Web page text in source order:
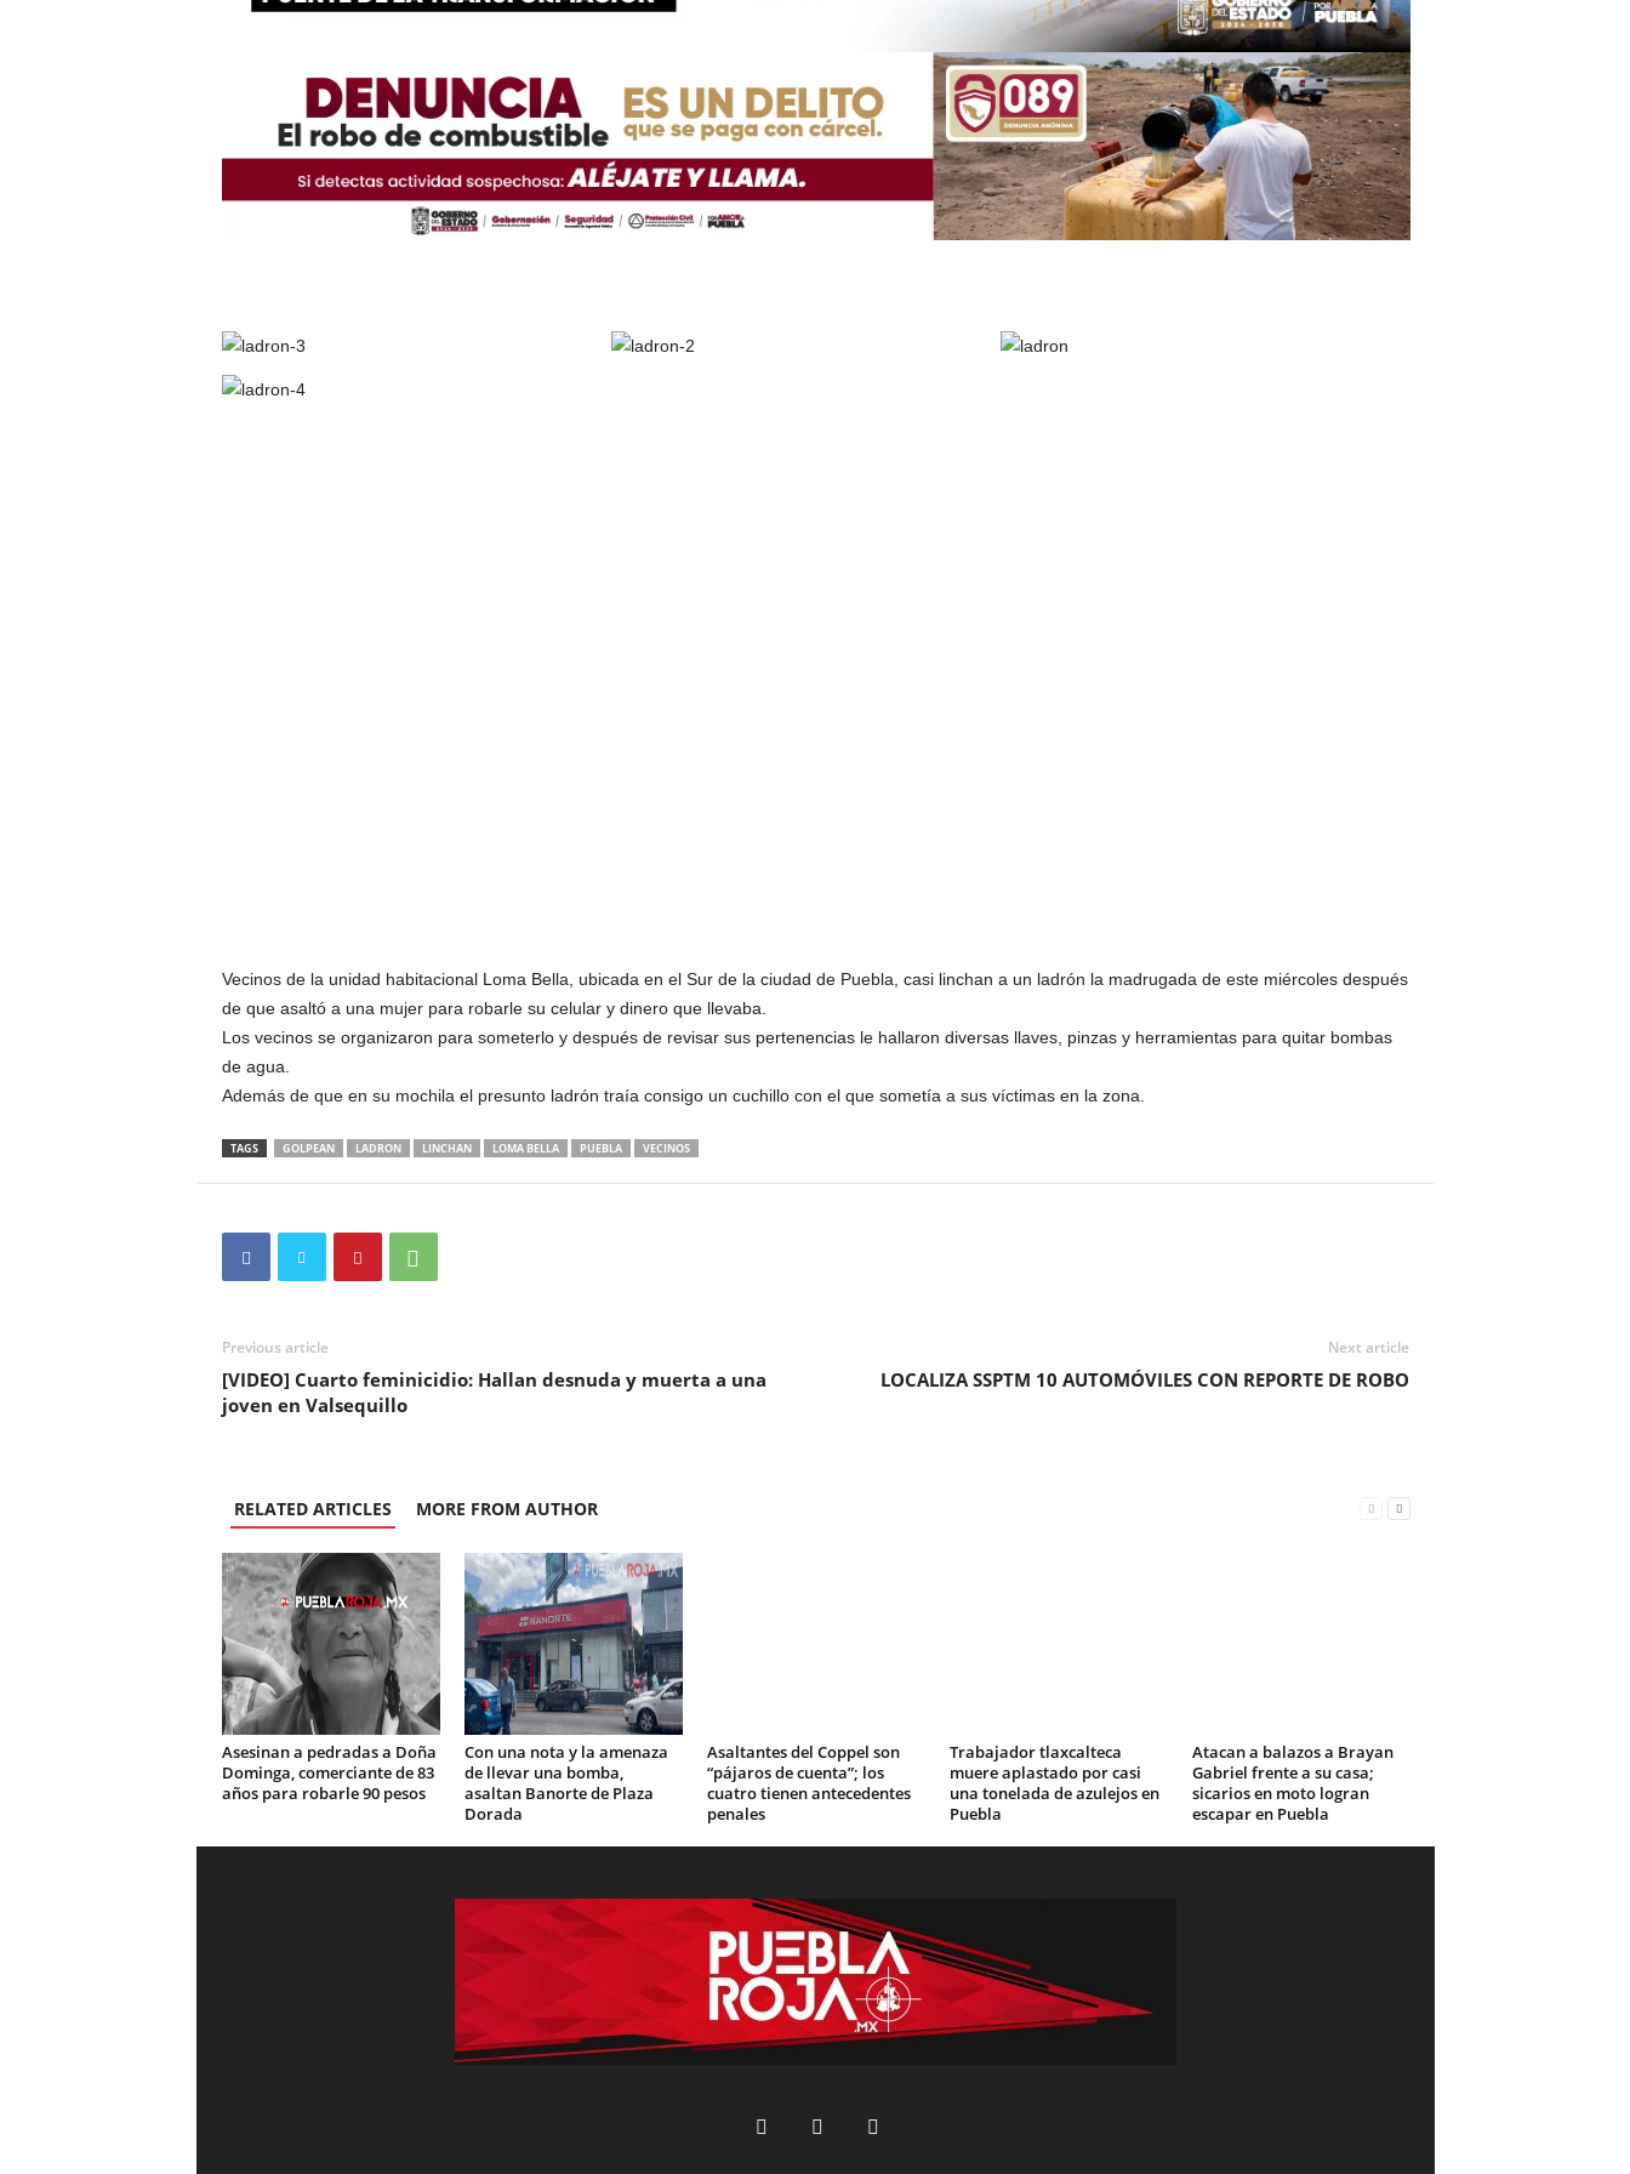
Vecinos de la unidad habitacional Loma Bella, ubicada en el Sur de la ciudad de Puebla, casi linchan a un ladrón la madrugada de este miércoles después
de que asaltó a una mujer para robarle su celular y dinero que llevaba.
Los vecinos se organizaron para someterlo y después de revisar sus pertenencias le hallaron diversas llaves, pinzas y herramientas para quitar bombas
de agua.
Además de que en su mochila el presunto ladrón traía consigo un cuchillo con el que sometía a sus víctimas en la zona.
TAGS GOLPEAN LADRON LINCHAN LOMA BELLA PUEBLA VECINOS
Previous article
[VIDEO] Cuarto feminicidio: Hallan desnuda y muerta a una
joven en Valsequillo
Next article
LOCALIZA SSPTM 10 AUTOMÓVILES CON REPORTE DE ROBO
RELATED ARTICLES MORE FROM AUTHOR
Asesinan a pedradas a Doña
Dominga, comerciante de 83
años para robarle 90 pesos
Con una nota y la amenaza
de llevar una bomba,
asaltan Banorte de Plaza
Dorada
Asaltantes del Coppel son
“pájaros de cuenta”; los
cuatro tienen antecedentes
penales
Trabajador tlaxcalteca
muere aplastado por casi
una tonelada de azulejos en
Puebla
Atacan a balazos a Brayan
Gabriel frente a su casa;
sicarios en moto logran
escapar en Puebla